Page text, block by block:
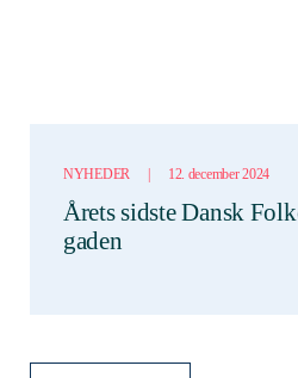
NYHEDER | 12. december 2024
Årets sidste Dansk
gaden